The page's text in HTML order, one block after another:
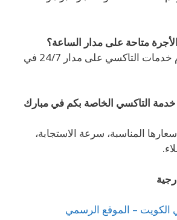
ج2: نعم، نحن نقدم خدمات التاكسي على مدار 24/7 في
خدمة التاكسي الخاصة بكم في مبارك
المناسبة، سرعة الاستجابة،
الكويت – الموقع الرسمي